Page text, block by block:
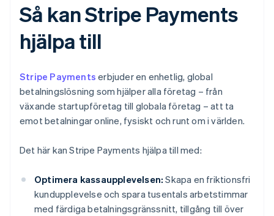
Så kan Stripe Payments
hjälpa till
Stripe Payments erbjuder en enhetlig, global
betalningslösning som hjälper alla företag – från
växande startupföretag till globala företag – att ta
emot betalningar online, fysiskt och runt om i världen.
Det här kan Stripe Payments hjälpa till med:
Optimera kassaupplevelsen: Skapa en friktionsfri
kundupplevelse och spara tusentals arbetstimmar
med färdiga betalningsgränssnitt, tillgång till över